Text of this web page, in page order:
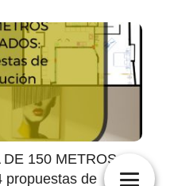
150 METROS
propuestas de